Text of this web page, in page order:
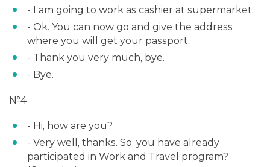
- I am going to work as cashier at supermarket.
- Ok. You can now go and give the address
where you will get your passport.
- Thank you very much, bye.
- Bye.
№4
- Hi, how are you?
- Very well, thanks. So, you have already
participated in Work and Travel program?